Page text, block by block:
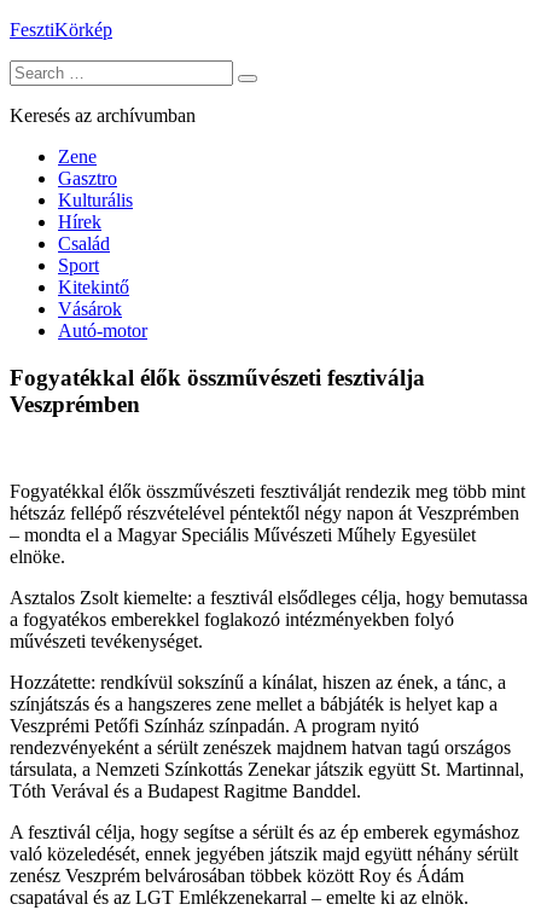
Skip
content
FesztiKörkép
Search
for:
Keresés az archívumban
Zene
Gasztro
Kulturális
Hírek
Család
Sport
Kitekintő
Vásárok
Autó-motor
Fogyatékkal élők összművészeti fesztiválja
Veszprémben
Fogyatékkal élők összművészeti fesztiválját rendezik meg több mint
hétszáz fellépő részvételével péntektől négy napon át Veszprémben
– mondta el a Magyar Speciális Művészeti Műhely Egyesület
elnöke.
Asztalos Zsolt kiemelte: a fesztivál elsődleges célja, hogy bemutassa
a fogyatékos emberekkel foglakozó intézményekben folyó
művészeti tevékenységet.
Hozzátette: rendkívül sokszínű a kínálat, hiszen az ének, a tánc, a
színjátszás és a hangszeres zene mellet a bábjáték is helyet kap a
Veszprémi Petőfi Színház színpadán. A program nyitó
rendezvényeként a sérült zenészek majdnem hatvan tagú országos
társulata, a Nemzeti Színkottás Zenekar játszik együtt St. Martinnal,
Tóth Verával és a Budapest Ragitme Banddel.
A fesztivál célja, hogy segítse a sérült és az ép emberek egymáshoz
való közeledését, ennek jegyében játszik majd együtt néhány sérült
zenész Veszprém belvárosában többek között Roy és Ádám
csapatával és az LGT Emlékzenekarral – emelte ki az elnök.